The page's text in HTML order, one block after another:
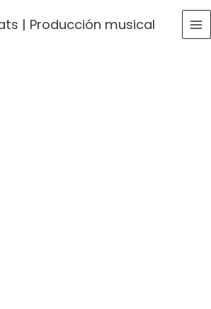
| Producción musical